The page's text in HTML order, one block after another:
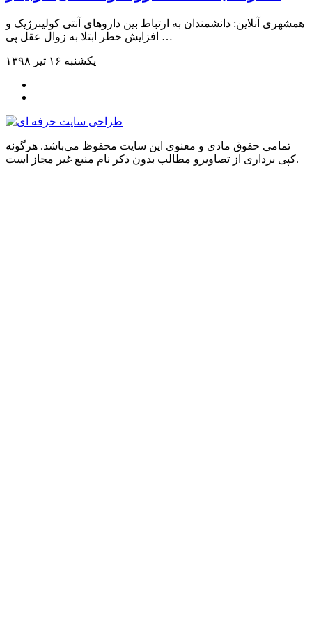
همشهری آنلاین: دانشمندان به ارتباط بین داروهای آنتی ‌کولینرژیک و
افزایش خطر ابتلا به زوال عقل پی …
یکشنبه ۱۶ تیر ۱۳۹۸
تمامی حقوق مادی و معنوی این سایت محفوظ می‌باشد. هرگونه
کپی برداری از تصاویرو مطالب بدون ذکر نام منبع غیر مجاز است.